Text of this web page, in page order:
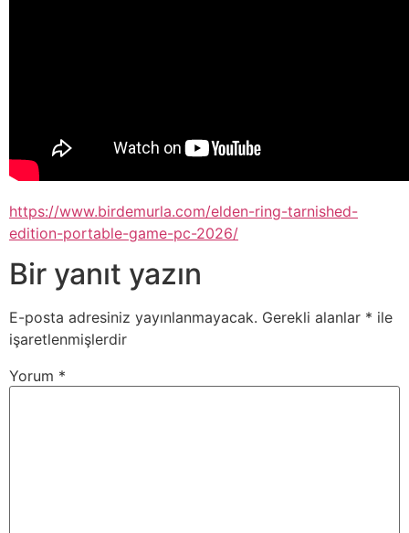
https://www.birdemurla.com/elden-ring-tarnished-
edition-portable-game-pc-2026/
Bir yanıt yazın
E-posta adresiniz yayınlanmayacak. Gerekli alanlar * ile
işaretlenmişlerdir
Yorum *